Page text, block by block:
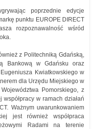
poprzednie edycje
punktu EUROPE DIRECT
rozpoznawalność wśród
z Politechniką Gdańską,
Bankową w Gdańsku oraz
Kwiatkowskiego w
dla Urzędu Miejskiego w
Pomorskiego, z
w ramach działań
Ważnym uwarunkowaniem
jest również współpraca
Radami na terenie